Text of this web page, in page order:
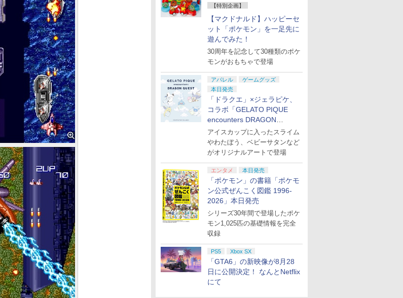
【特別企画】
【マクドナルド】ハッピーセ
ット「ポケモン」を一足先に
遊んでみた！
30周年を記念して30種類のポケ
モンがおもちゃで登場
アパレル
ゲームグッズ
本日発売
「ドラクエ」×ジェラピケ、
コラボ「GELATO PIQUE
encounters DRAGON
QUEST」第2弾が本日発売
アイスカップに入ったスライム
やわたぼう、ベビーサタンなど
がオリジナルアートで登場
エンタメ 本日発売
「ポケモン」の書籍「ポケモ
ン公式ぜんこく図鑑 1996-
2026」本日発売
シリーズ30年間で登場したポケ
モン1,025匹の基礎情報を完全
収録
PS5 Xbox SX
「GTA6」の新映像が8月28
日に公開決定！ なんとNetflix
にて